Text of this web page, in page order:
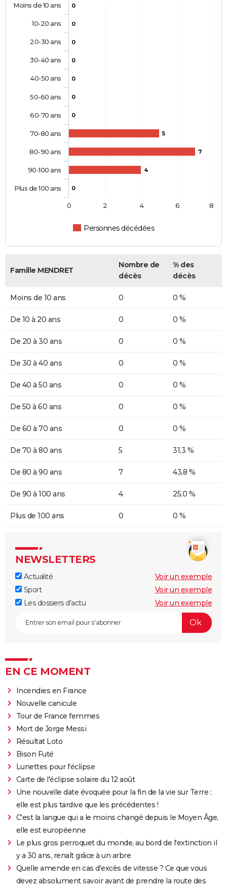
0
0
0
0
0
0
0
5
7
4
0
Personnes décédées
Moins de 10 ans
10-20 ans
20-30 ans
30-40 ans
40-50 ans
50-60 ans
60-70 ans
70-80 ans
80-90 ans
90-100 ans
Plus de 100 ans
0 2 4 6 8
Famille MENDRET
Nombre de
décès
% des
décès
Moins de 10 ans 0 0 %
De 10 à 20 ans 0 0 %
De 20 à 30 ans 0 0 %
De 30 à 40 ans 0 0 %
De 40 à 50 ans 0 0 %
De 50 à 60 ans 0 0 %
De 60 à 70 ans 0 0 %
De 70 à 80 ans 5 31,3 %
De 80 à 90 ans 7 43,8 %
De 90 à 100 ans 4 25,0 %
Plus de 100 ans 0 0 %
NEWSLETTERS
Actualité
Voir un exemple
Sport
Voir un exemple
Les dossiers d'actu
Voir un exemple
EN CE MOMENT
Incendies en France
Nouvelle canicule
Tour de France femmes
Mort de Jorge Messi
Résultat Loto
Bison Futé
Lunettes pour l'éclipse
Carte de l'éclipse solaire du 12 août
Une nouvelle date évoquée pour la fin de la vie sur Terre :
elle est plus tardive que les précédentes !
C'est la langue qui a le moins changé depuis le Moyen Âge,
elle est européenne
Le plus gros perroquet du monde, au bord de l'extinction il
y a 30 ans, renaît grâce à un arbre
Quelle amende en cas d'excès de vitesse ? Ce que vous
devez absolument savoir avant de prendre la route des